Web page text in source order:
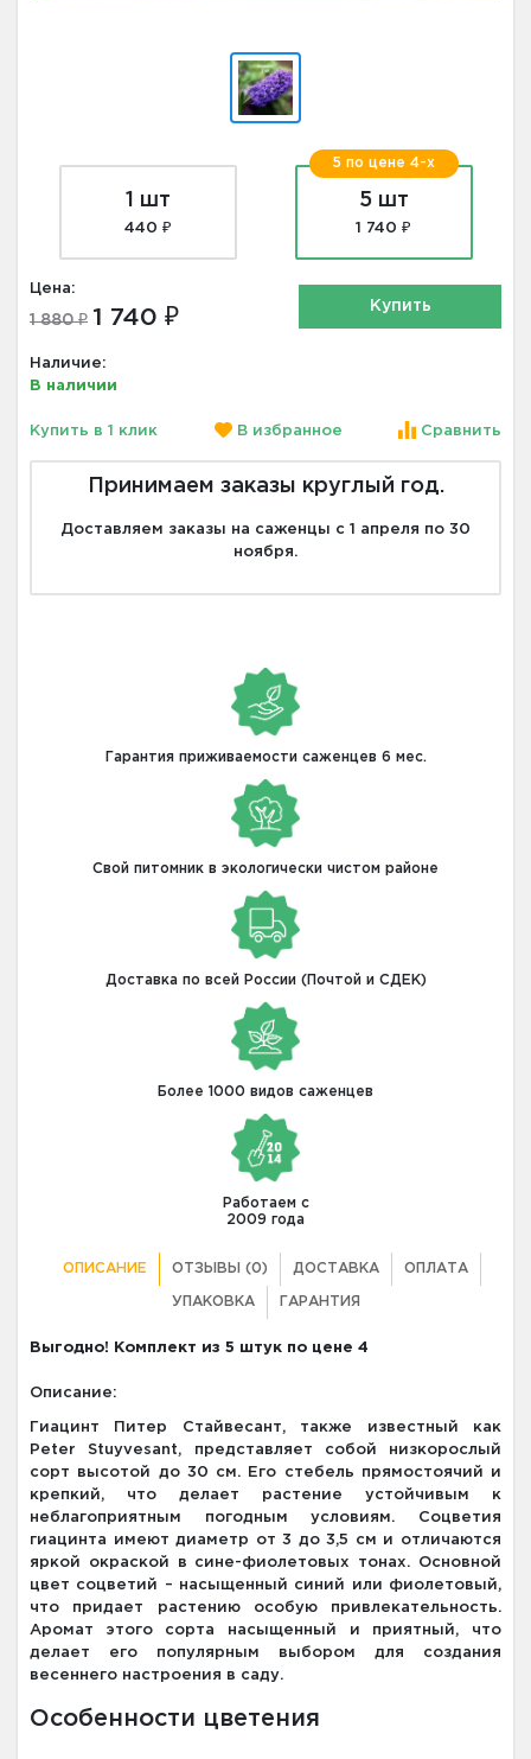
1 шт
440 ₽
5 по цене 4-х
5 шт
1 740 ₽
Цена:
1 880 ₽ 1 740 ₽
Наличие:
В наличии
Купить
Купить в 1 клик В избранное Сравнить
Принимаем заказы круглый год.
Доставляем заказы на саженцы с 1 апреля по 30
ноября.
Гарантия приживаемости саженцев 6 мес.
Свой питомник в экологически чистом районе
Доставка по всей России (Почтой и СДЕК)
Более 1000 видов саженцев
Работаем с
2009 года
ОПИСАНИЕ ОТЗЫВЫ (0) ДОСТАВКА ОПЛАТА
УПАКОВКА ГАРАНТИЯ
Выгодно! Комплект из 5 штук по цене 4
Описание:
Гиацинт Питер Стайвесант, также известный как
Peter Stuyvesant, представляет собой низкорослый
сорт высотой до 30 см. Его стебель прямостоячий и
крепкий, что делает растение устойчивым к
неблагоприятным погодным условиям. Соцветия
гиацинта имеют диаметр от 3 до 3,5 см и отличаются
яркой окраской в сине-фиолетовых тонах. Основной
цвет соцветий – насыщенный синий или фиолетовый,
что придает растению особую привлекательность.
Аромат этого сорта насыщенный и приятный, что
делает его популярным выбором для создания
весеннего настроения в саду.
Особенности цветения